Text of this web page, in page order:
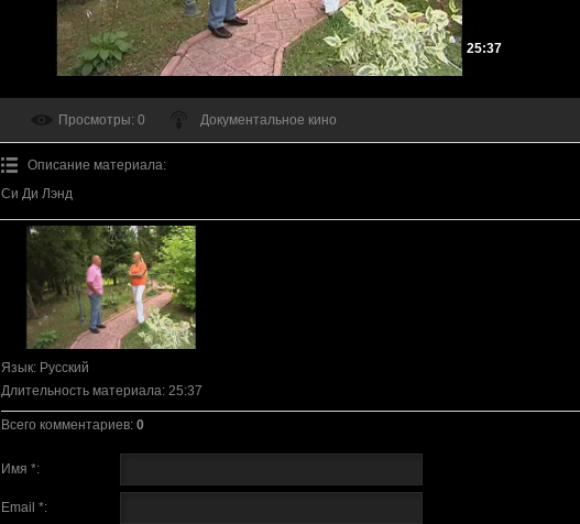
25:37
Просмотры: 0 Документальное кино
Описание материала:
Си Ди Лэнд
Язык: Русский
Длительность материала: 25:37
Всего комментариев: 0
Имя *:
Email *: